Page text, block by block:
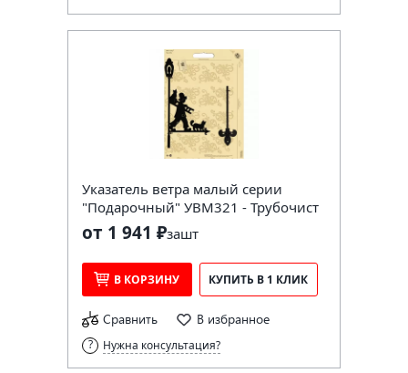
Указатель ветра малый серии
"Подарочный" УВМ321 - Трубочист
от 1 941 ₽зашт
В КОРЗИНУ КУПИТЬ В 1 КЛИК
Сравнить В избранное
Нужна консультация?